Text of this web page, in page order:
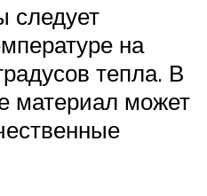
следует
на
тепла. В
материал может